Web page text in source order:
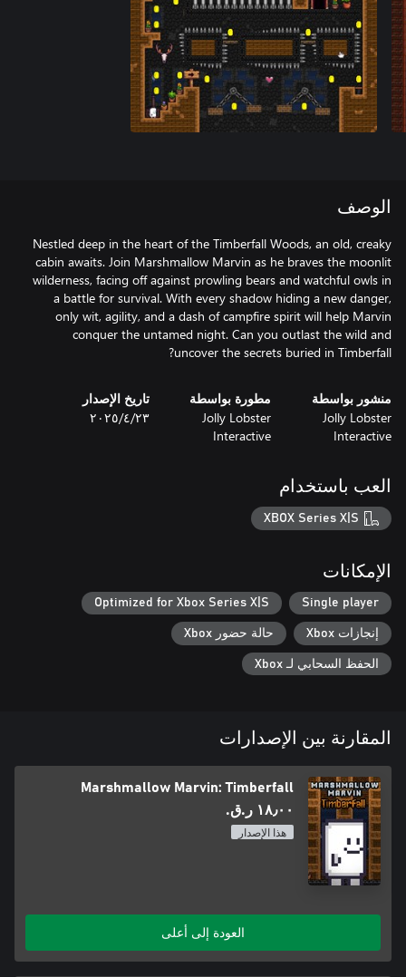
الوصف
Nestled deep in the heart of the Timberfall Woods, an old, creaky
cabin awaits. Join Marshmallow Marvin as he braves the moonlit
wilderness, facing off against prowling bears and watchful owls in
a battle for survival. With every shadow hiding a new danger,
only wit, agility, and a dash of campfire spirit will help Marvin
conquer the untamed night. Can you outlast the wild and
uncover the secrets buried in Timberfall?
منشور بواسطة
Jolly Lobster
Interactive
مطورة بواسطة
Jolly Lobster
Interactive
تاريخ الإصدار
٢٣‏/٤‏/٢٠٢٥
العب باستخدام
XBOX Series X|S
الإمكانات
Single player
Optimized for Xbox Series X|S
إنجازات Xbox حالة حضور Xbox
الحفظ السحابي لـ Xbox
المقارنة بين الإصدارات
Marshmallow Marvin: Timberfall
١٨٫٠٠ ر.ق.‏
هذا الإصدار
العودة إلى أعلى